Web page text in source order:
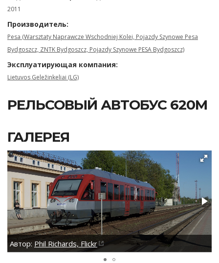
2011
Производитель:
Pesa (Warsztaty Naprawcze Wschodniej Kolei, Pojazdy Szynowe Pesa
Bydgoszcz, ZNTK Bydgoszcz, Pojazdy Szynowe PESA Bydgoszcz)
Эксплуатирующая компания:
Lietuvos Geležinkeliai (LG)
РЕЛЬСОВЫЙ АВТОБУС 620M
ГАЛЕРЕЯ
Автор: Phil Richards, Flickr